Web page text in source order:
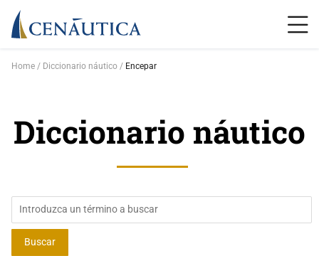
Home Diccionario náutico Encepar
Diccionario náutico